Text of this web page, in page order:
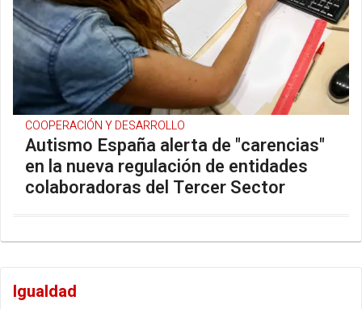
COOPERACIÓN Y DESARROLLO
Autismo España alerta de "carencias"
en la nueva regulación de entidades
colaboradoras del Tercer Sector
Igualdad